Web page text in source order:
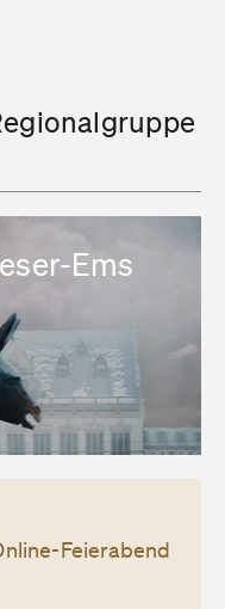
Ems
Feierabend